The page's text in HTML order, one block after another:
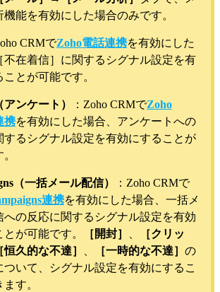
機能を有効にした場合のみです。
CRMでZoho電話連携を有効にした
不在着信］に関するシグナル設定を有
とが可能です。
ンケート） ：Zoho CRMでZoho
携を有効にした場合、アンケートへの
するシグナル設定を有効にすることが
（一括メール配信）
：Zoho CRMで
連携を有効にした場合、一括メ
への反応に関するシグナル設定を有効
が可能です。
［開封］
［クリッ
恒久的な不達］ ［一時的な不達］ の
ついて、シグナル設定を有効にするこ
す。